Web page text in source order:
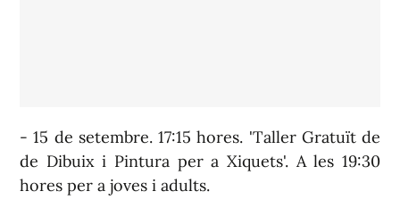
- 15 de setembre. 17:15 hores. 'Taller Gratuït de
de Dibuix i Pintura per a Xiquets'. A les 19:30
hores per a joves i adults.